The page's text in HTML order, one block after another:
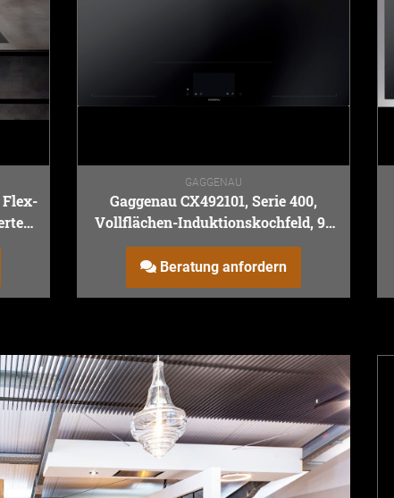
Flex-
GAGGENAU
Gaggenau CX492101, Serie 400,
Vollflächen-Induktionskochfeld, 90
cm
Beratung anfordern